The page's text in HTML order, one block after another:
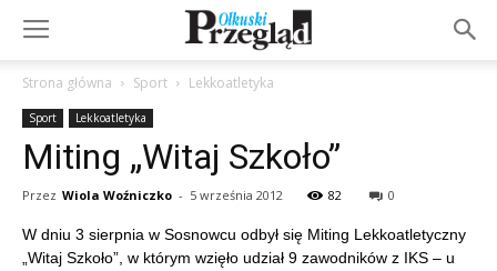
Strona główna Sport Lekkoatletyka
Sport Lekkoatletyka
Miting „Witaj Szkoło”
Przez Wiola Woźniczko - 5 września 2012 82 0
W dniu 3 sierpnia w Sosnowcu odbył się Miting Lekkoatletyczny
„Witaj Szkoło”, w którym wzięło udział 9 zawodników z IKS – u